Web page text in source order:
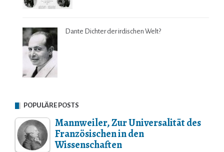
Dante Dichter der irdischen Welt?
POPULÄRE POSTS
Mannweiler, Zur Universalität des
Französischen in den
Wissenschaften